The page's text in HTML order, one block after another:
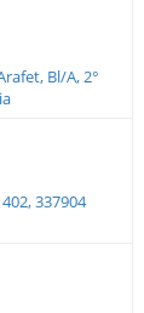
Bl/A, 2°
337904